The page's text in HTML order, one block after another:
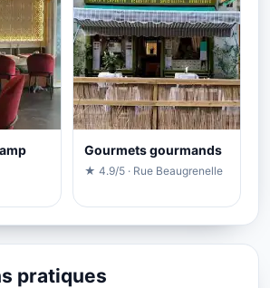
Gourmets gourmands
★ 4.9/5 · Rue Beaugrenelle
pratiques